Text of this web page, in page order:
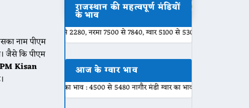
नाम पीएम
जैसे कि पीएम
PM Kisan
राजस्थान की महत्वपूर्ण मंडियों
के भाव
से 2280, नरमा 7500 से 7840, ग्वार 5100 से 5301, बाजरी 2000 से 2200, मुंग
आज के ग्वार भाव
ग्वार का भाव : 4500 से 5480 नागौर मंडी ग्वार का भाव : 4800 से 5450 नोखा मंडी